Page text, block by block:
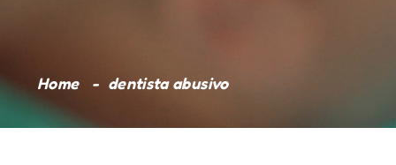
Home dentista abusivo